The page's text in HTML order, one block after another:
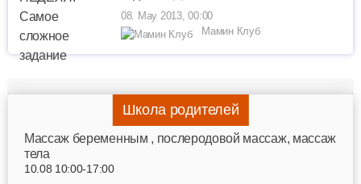
08. May 2013, 00:00
Мамин Клуб
Школа родителей
Mассаж беременным , послеродовой массаж, массаж
тела
10.08 10:00-17:00